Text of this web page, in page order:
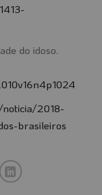
do idoso.
2018-
brasileiros